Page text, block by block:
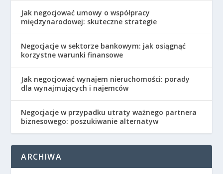
Jak negocjować umowy o współpracy
międzynarodowej: skuteczne strategie
Negocjacje w sektorze bankowym: jak osiągnąć
korzystne warunki finansowe
Jak negocjować wynajem nieruchomości: porady
dla wynajmujących i najemców
Negocjacje w przypadku utraty ważnego partnera
biznesowego: poszukiwanie alternatyw
ARCHIWA